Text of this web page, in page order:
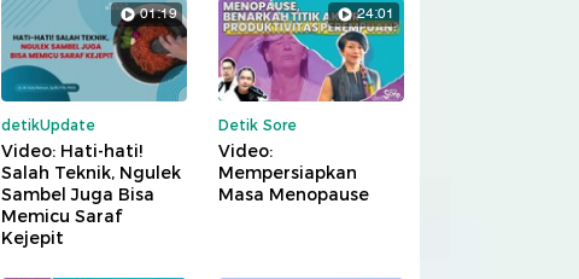
01:19
detikUpdate
Video: Hati-hati!
Salah Teknik, Ngulek
Sambel Juga Bisa
Memicu Saraf
Kejepit
24:01
Detik Sore
Video:
Mempersiapkan
Masa Menopause